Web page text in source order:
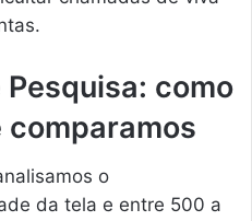
como
o
da tela e entre 500 a